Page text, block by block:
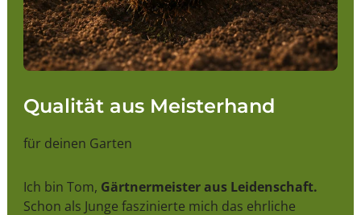
Qualität aus Meisterhand
für deinen Garten
Ich bin Tom, Gärtnermeister aus Leidenschaft.
Schon als Junge faszinierte mich das ehrliche